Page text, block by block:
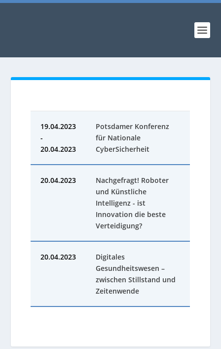
19.04.2023
-
20.04.2023
Potsdamer Konferenz
für Nationale
CyberSicherheit
20.04.2023
Nachgefragt! Roboter
und Künstliche
Intelligenz - ist
Innovation die beste
Verteidigung?
20.04.2023
Digitales
Gesundheitswesen –
zwischen Stillstand und
Zeitenwende